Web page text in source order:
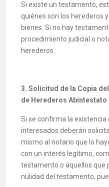
Si existe un testamento,
quiénes son los herederos
bienes. Si no hay
procedimiento judicial o
herederos.
3. Solicitud de la Copia
de Herederos Abintestato
Si se confirma la
interesados deberán
mismo al notario que lo
con un interés legítimo,
testamento o aquellos que
nulidad del testamento,